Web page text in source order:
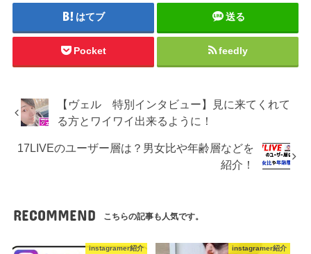
はてブ 送る
Pocket feedly
【ヴェル 特別インタビュー】見に来てくれて
る方とワイワイ出来るように！
17LIVEのユーザー層は？男女比や年齢層などを
紹介！
RECOMMEND こちらの記事も人気です。
instagramer紹介 instagramer紹介